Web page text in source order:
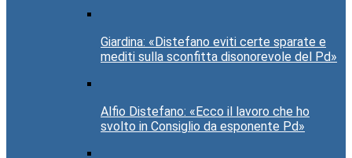
Giardina: «Distefano eviti certe sparate e
mediti sulla sconfitta disonorevole del Pd»
Alfio Distefano: «Ecco il lavoro che ho
svolto in Consiglio da esponente Pd»